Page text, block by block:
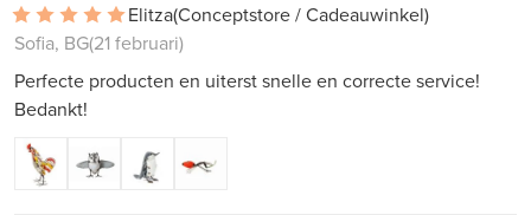
Elitza(Conceptstore / Cadeauwinkel)
Sofia, BG(21 februari)
Perfecte producten en uiterst snelle en correcte service!
Bedankt!